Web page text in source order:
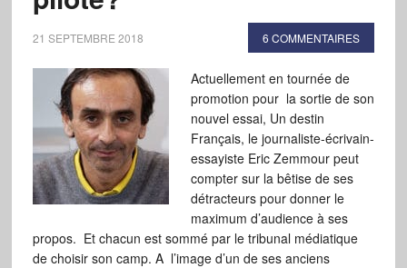
21 SEPTEMBRE 2018 6 COMMENTAIRES
Actuellement en tournée de
promotion pour la sortie de son
nouvel essai, Un destin
Français, le journaliste-écrivain-
essayiste Eric Zemmour peut
compter sur la bêtise de ses
détracteurs pour donner le
maximum d’audience à ses
propos. Et chacun est sommé par le tribunal médiatique
de choisir son camp. A l’image d’un de ses anciens